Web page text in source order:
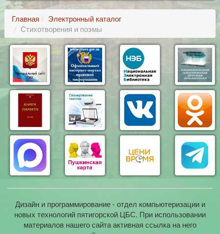
Главная
Электронный каталог
Стихотворения и поэмы
Дизайн и программирование - отдел компьютеризации и
новых технологий пятигорской ЦБС. При использовании
материалов нашего сайта активная ссылка на него